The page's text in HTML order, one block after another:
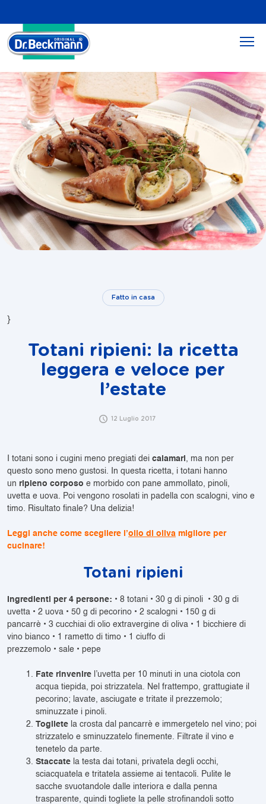
Fatto in casa
}
Totani ripieni: la ricetta
leggera e veloce per
l’estate
12 Luglio 2017
I totani sono i cugini meno pregiati dei calamari
, ma non per
questo sono meno gustosi. In questa ricetta, i totani hanno
un ripieno corposo e morbido con pane ammollato, pinoli,
uvetta e uova. Poi vengono rosolati in padella con scalogni, vino e
timo. Risultato finale? Una delizia!
Leggi anche come scegliere l’olio di oliva migliore per
cucinare!
Totani ripieni
Ingredienti per 4 persone: • 8 totani • 30 g di pinoli • 30 g di
uvetta • 2 uova • 50 g di pecorino • 2 scalogni • 150 g di
pancarrè • 3 cucchiai di olio extravergine di oliva • 1 bicchiere di
vino bianco • 1 rametto di timo • 1 ciuffo di
prezzemolo • sale • pepe
Fate rinvenire l’uvetta per 10 minuti in una ciotola con
acqua tiepida, poi strizzatela. Nel frattempo, grattugiate il
pecorino; lavate, asciugate e tritate il prezzemolo;
sminuzzate i pinoli.
Togliete la crosta dal pancarrè e immergetelo nel vino; poi
strizzatelo e sminuzzatelo finemente. Filtrate il vino e
tenetelo da parte.
Staccate la testa dai totani, privatela degli occhi,
sciacquatela e tritatela assieme ai tentacoli. Pulite le
sacche svuotandole dalle interiora e dalla penna
trasparente, quindi togliete la pelle strofinandoli sotto